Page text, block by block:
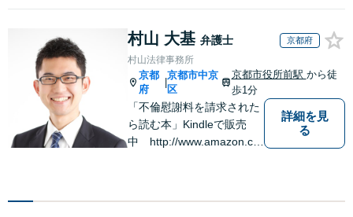
村山 大基 弁護士 京都府
村山法律事務所
京都
府
|
京都市中京
区
京都市役所前駅 から徒
歩1分
「不倫慰謝料を請求された
ら読む本」Kindleで販売
中 http://www.amazon.co.
詳細を見
る